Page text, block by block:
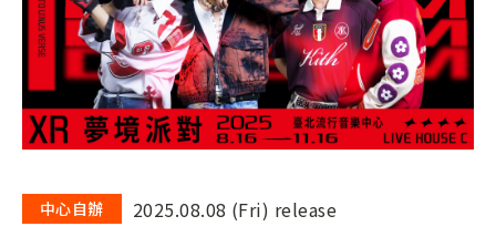
中心自辦 2025.08.08 (Fri) release